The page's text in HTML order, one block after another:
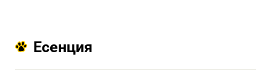
Есенция